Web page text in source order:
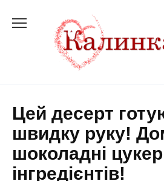
Цей десерт
швидку руку!
шоколадні
інгредієнтів!